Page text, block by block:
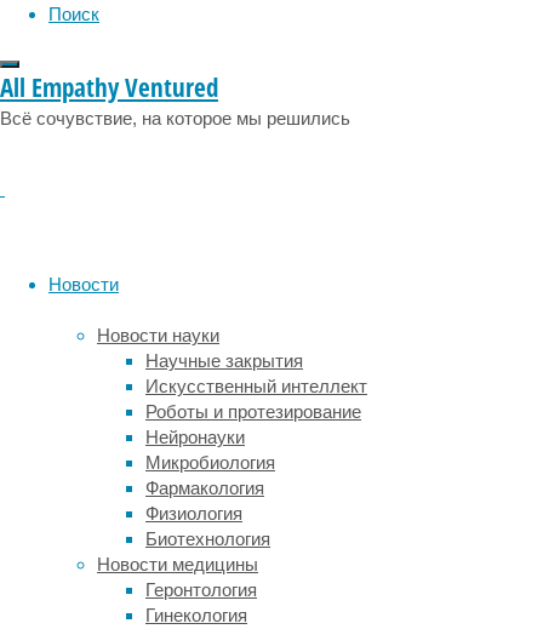
Поиск
All Empathy Ventured
Всё сочувствие, на которое мы решились
Новости
Новости науки
Научные закрытия
Искусственный интеллект
Роботы и протезирование
Нейронауки
Микробиология
Фармакология
Физиология
Биотехнология
Новости медицины
Геронтология
Гинекология
существуют
два
музыка
конкурируя
обработкой
текста
общие
весьма
ограниченные
когнитивные
ресурсы
человека.